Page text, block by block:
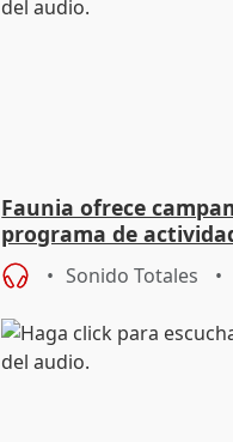
Faunia ofrece
programa de
Semana Santa
Sonido Totales